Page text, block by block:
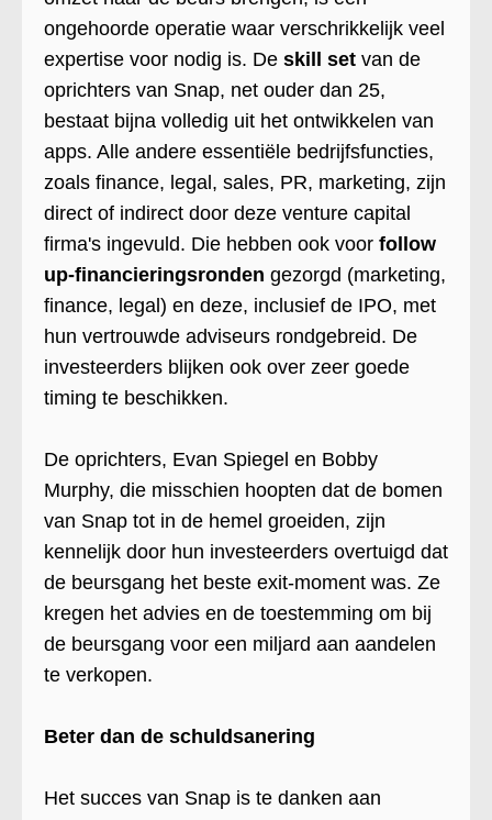
ongehoorde operatie waar verschrikkelijk veel
expertise voor nodig is. De skill set van de
oprichters van Snap, net ouder dan 25,
bestaat bijna volledig uit het ontwikkelen van
apps. Alle andere essentiële bedrijfsfuncties,
zoals finance, legal, sales, PR, marketing, zijn
direct of indirect door deze venture capital
firma's ingevuld. Die hebben ook voor follow
up-financieringsronden gezorgd (marketing,
finance, legal) en deze, inclusief de IPO, met
hun vertrouwde adviseurs rondgebreid. De
investeerders blijken ook over zeer goede
timing te beschikken.
De oprichters, Evan Spiegel en Bobby
Murphy, die misschien hoopten dat de bomen
van Snap tot in de hemel groeiden, zijn
kennelijk door hun investeerders overtuigd dat
de beursgang het beste exit-moment was. Ze
kregen het advies en de toestemming om bij
de beursgang voor een miljard aan aandelen
te verkopen.
Beter dan de schuldsanering
Het succes van Snap is te danken aan